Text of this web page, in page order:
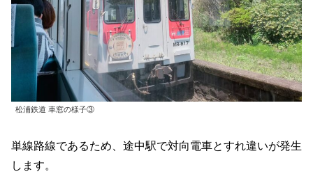
松浦鉄道 車窓の様子③
単線路線であるため、途中駅で対向電車とすれ違いが発生
します。